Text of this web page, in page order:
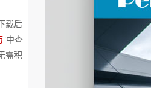
载后
”中查
需积